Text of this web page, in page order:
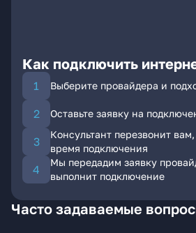
Как подключить
Выберите провайдера и
Оставьте заявку на
Консультант перезвонит вам,
время подключения
Мы передадим заявку
выполнит подключение
Часто задаваемые